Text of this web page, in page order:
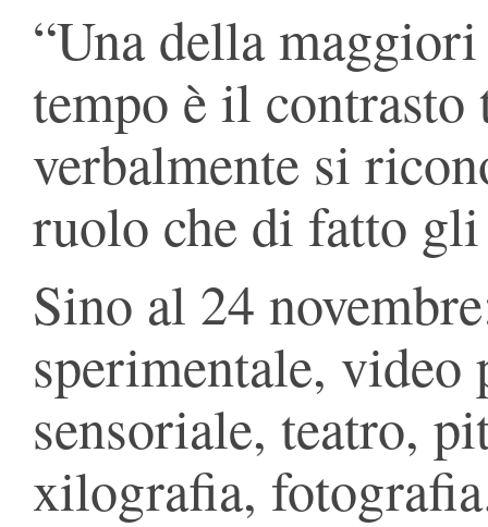
“Una della
tempo è il contrasto
verbalmente si
ruolo che di fatto
Sino al 24
sperimentale,
sensoriale, teatro,
xilografia,